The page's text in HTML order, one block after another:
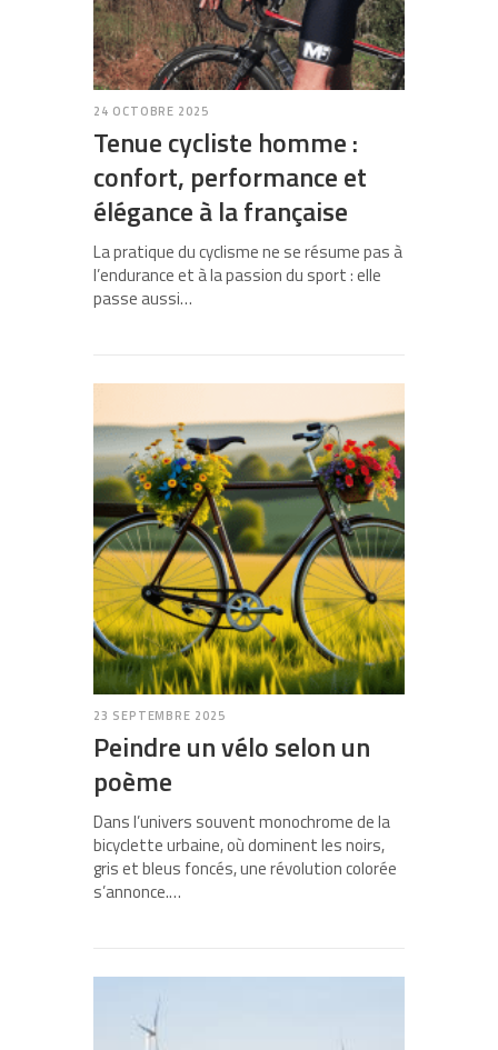
24 OCTOBRE 2025
Tenue cycliste homme :
confort, performance et
élégance à la française
La pratique du cyclisme ne se résume pas à
l’endurance et à la passion du sport : elle
passe aussi…
23 SEPTEMBRE 2025
Peindre un vélo selon un
poème
Dans l’univers souvent monochrome de la
bicyclette urbaine, où dominent les noirs,
gris et bleus foncés, une révolution colorée
s’annonce.…